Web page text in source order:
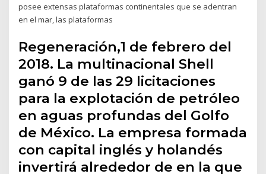
posee extensas plataformas continentales que se adentran
en el mar, las plataformas
Regeneración,1 de febrero del
2018. La multinacional Shell
ganó 9 de las 29 licitaciones
para la explotación de petróleo
en aguas profundas del Golfo
de México. La empresa formada
con capital inglés y holandés
invertirá alrededor de en la que